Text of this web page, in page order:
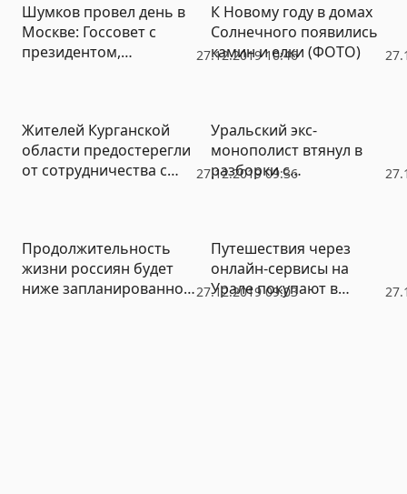
27.12.2019 10:46
Шумков провел день в
Москве: Госсовет с
президентом,
К Новому году в домах
Солнечного появились
камин и елки (ФОТО)
27.12.2019 09:36
Жителей Курганской
области предостерегли
от сотрудничества с
Уральский экс-
монополист втянул в
разборки с
десятками миллиардов
из-за информационной
войны
27.12.2019 09:03
Продолжительность
жизни россиян будет
ниже запланированной
Путешествия через
онлайн-сервисы на
Урале покупают в